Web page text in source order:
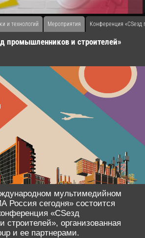
и технологий Мероприятия Конференция
промышленников и строителей»
мультимедийном
Россия сегодня» состоится
«CSeзд
организованная
и ее партнерами.